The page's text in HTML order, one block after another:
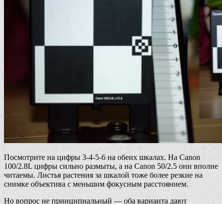
Посмотрите на цифры 3-4-5-6 на обеих шкалах. На Canon
100/2.8L цифры сильно размыты, а на Canon 50/2.5 они вполне
читаемы. Листья растения за шкалой тоже более резкие на
снимке объектива с меньшим фокусным расстоянием.
Но вопрос не принципиальный — оба варианта дают